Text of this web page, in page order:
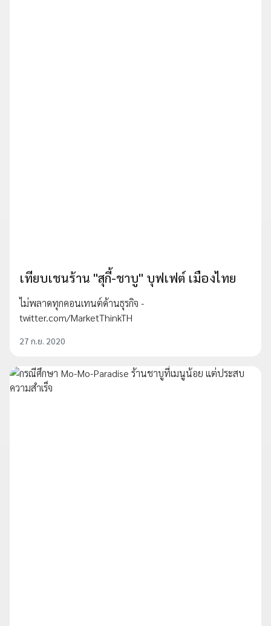
เทียบเชนร้าน "สุกี้-ชาบู" บุฟเฟต์ เมืองไทย
ไม่พลาดทุกคอนเทนต์ด้านธุรกิจ -
twitter.com/MarketThinkTH
27 ก.ย. 2020